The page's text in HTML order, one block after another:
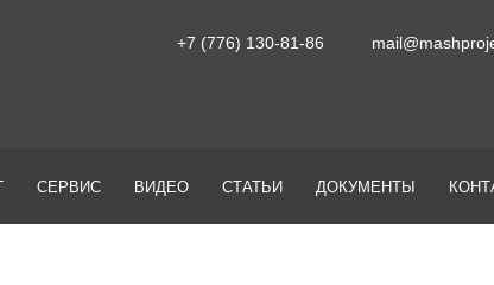
+7 (776) 130-81-86
СЕРВИС ВИДЕО СТАТЬИ ДОКУМЕНТЫ